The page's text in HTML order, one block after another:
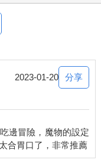
2023-01-20 分享
邊冒險，魔物的設定